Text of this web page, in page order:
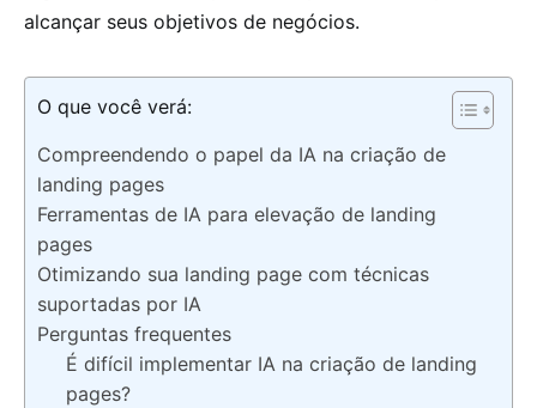
alcançar seus objetivos de negócios.
O que você verá:
Compreendendo o papel da IA na criação de
landing pages
Ferramentas de IA para elevação de landing
pages
Otimizando sua landing page com técnicas
suportadas por IA
Perguntas frequentes
É difícil implementar IA na criação de landing
pages?